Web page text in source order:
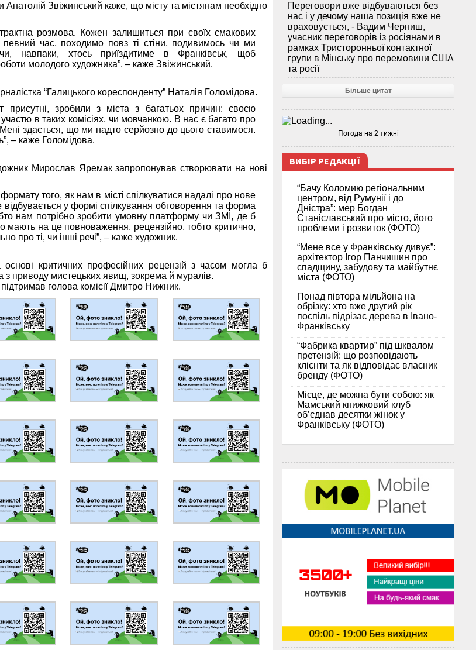
Анатолій Звіжинський каже, що місту та містянам необхідно
розмова. Кожен залишиться при своїх смакових
час, походимо повз ті стіни, подивимось чи ми
навпаки, хтось приїздитиме в Франківськ, щоб
молодого художника”, – каже Звіжинський.
“Галицького кореспонденту” Наталія Голомідова.
присутні, зробили з міста з багатьох причин: своєю
участю в таких комісіях, чи мовчанкою. В нас є багато про
здається, що ми надто серйозно до цього ставимося.
– каже Голомідова.
Мирослав Яремак запропонував створювати на нові
того, як нам в місті спілкуватися надалі про нове
відбувається у формі спілкування обговорення та форма
нам потрібно зробити умовну платформу чи ЗМІ, де б
мають на це повноваження, рецензійно, тобто критично,
про ті, чи інші речі”, – каже художник.
критичних професійних рецензій з часом могла б
приводу мистецьких явищ, зокрема й муралів.
голова комісії Дмитро Нижник.
Переговори вже відбуваються без
нас і у дечому наша позиція вже не
враховується, - Вадим Черниш,
учасник переговорів із росіянами в
рамках Тристоронньої контактної
групи в Мінську про перемовини США
та росії
Більше цитат
Погода на 2 тижні
ВИБІР РЕДАКЦІЇ
“Бачу Коломию регіональним
центром, від Румунії і до
Дністра”: мер Богдан
Станіславський про місто, його
проблеми і розвиток (ФОТО)
“Мене все у Франківську дивує”:
архітектор Ігор Панчишин про
спадщину, забудову та майбутнє
міста (ФОТО)
Понад півтора мільйона на
обрізку: хто вже другий рік
поспіль підрізає дерева в Івано-
Франківську
“Фабрика квартир” під шквалом
претензій: що розповідають
клієнти та як відповідає власник
бренду (ФОТО)
Місце, де можна бути собою: як
Мамський книжковий клуб
об’єднав десятки жінок у
Франківську (ФОТО)